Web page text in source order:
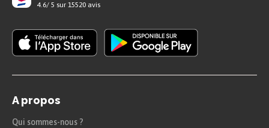
4.6/ 5 sur 15520 avis
A propos
Qui sommes-nous ?